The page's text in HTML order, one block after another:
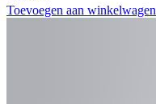
Toevoegen aan winkelwagen